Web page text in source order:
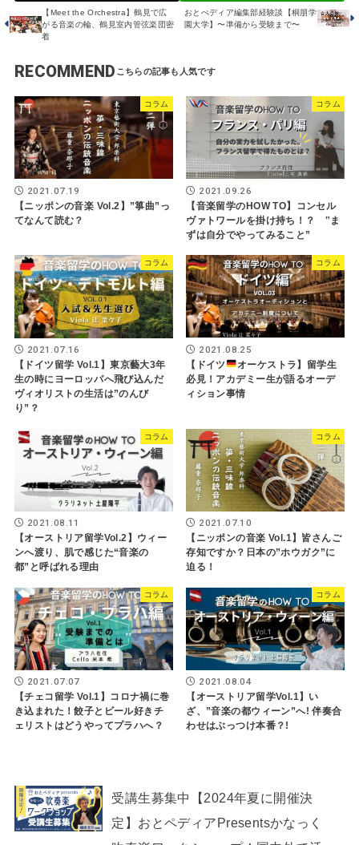
【Meet the Orchestra】鶴見で広
がる音楽の輪、鶴見室内管弦楽団密
着
おとぺディア編集部経験談【桐朋学
園大学】〜準備から受験まで〜
RECOMMEND
コラム
2021.07.19
【ニッポンの音楽 Vol.2】”箏曲”っ
てなんて読む？
コラム
2021.09.26
【音楽留学のHOW TO】コンセル
ヴァトワールを掛け持ち！？ ‟ま
ずは自分でやってみること”
コラム
2021.07.16
【ドイツ留学 Vol.1】東京藝大3年
生の時にヨーロッパへ飛び込んだ
ヴィオリストの生活は”のんび
り”？
コラム
2021.08.25
【ドイツ
オーケストラ】留学生
必見！アカデミー生が語るオーデ
ィション事情
コラム
2021.08.11
【オーストリア留学Vol.2】ウィー
ンへ渡り、肌で感じた“音楽の
都”と呼ばれる理由
コラム
2021.07.10
【ニッポンの音楽 Vol.1】皆さんご
存知ですか？日本の”ホウガク”に
迫る！
コラム
2021.07.07
【チェコ留学 Vol.1】コロナ禍に巻
き込まれた！餃子とビール好きチ
ェリストはどうやってプラハへ？
コラム
2021.08.04
【オーストリア留学Vol.1】い
ざ、”音楽の都ウィーン”へ! 伴奏合
わせはぶっつけ本番？!
受講生募集中【2024年夏に開催決
定】おとペディアPresentsかなっく